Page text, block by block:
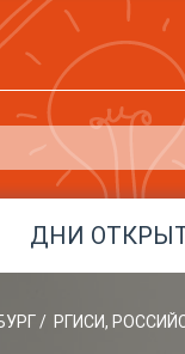
ДНИ
/ РГИСИ,